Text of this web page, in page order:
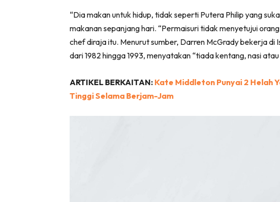
“Dia makan untuk hidup, tidak seperti Putera Philip yang
makanan sepanjang hari. “Permaisuri tidak menyetujui
chef diraja itu. Menurut sumber, Darren McGrady bekerja di
dari 1982 hingga 1993, menyatakan “tiada kentang, nasi
ARTIKEL BERKAITAN: Kate Middleton Punyai 2 Helah
Tinggi Selama Berjam-Jam